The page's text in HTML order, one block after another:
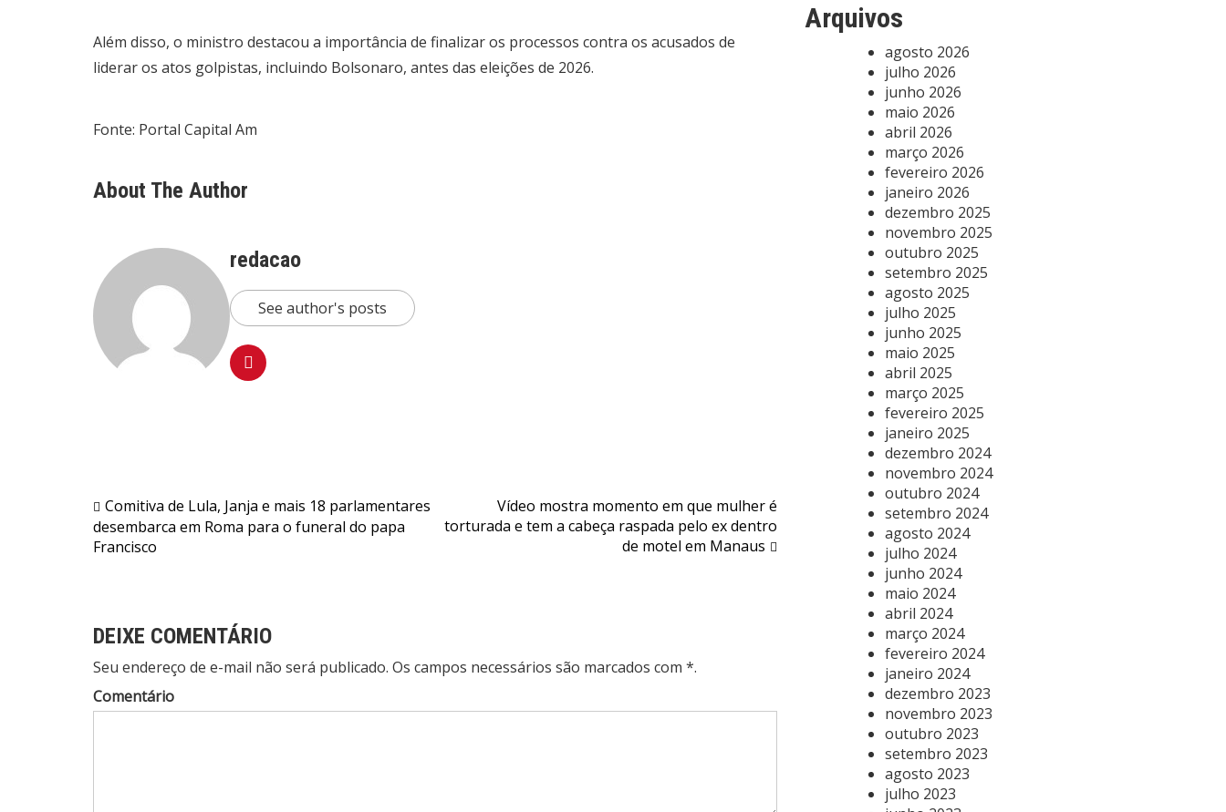
Além disso, o ministro destacou a importância de finalizar os processos contra os acusados de
liderar os atos golpistas, incluindo Bolsonaro, antes das eleições de 2026.
Fonte: Portal Capital Am
About The Author
redacao
See author's posts
Navegação
de
Comitiva de Lula, Janja e mais 18 parlamentares
desembarca em Roma para o funeral do papa
Francisco
Vídeo mostra momento em que mulher é
torturada e tem a cabeça raspada pelo ex dentro
de motel em Manaus
DEIXE COMENTÁRIO
Seu endereço de e-mail não será publicado. Os campos necessários são marcados com *.
Comentário
Arquivos
agosto 2026
julho 2026
junho 2026
maio 2026
abril 2026
março 2026
fevereiro 2026
janeiro 2026
dezembro 2025
novembro 2025
outubro 2025
setembro 2025
agosto 2025
julho 2025
junho 2025
maio 2025
abril 2025
março 2025
fevereiro 2025
janeiro 2025
dezembro 2024
novembro 2024
outubro 2024
setembro 2024
agosto 2024
julho 2024
junho 2024
maio 2024
abril 2024
março 2024
fevereiro 2024
janeiro 2024
dezembro 2023
novembro 2023
outubro 2023
setembro 2023
agosto 2023
julho 2023